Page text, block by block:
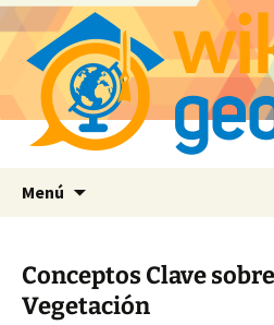
Menú
Conceptos Clave
Vegetación